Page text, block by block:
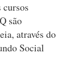
cursos
são
através do
Social